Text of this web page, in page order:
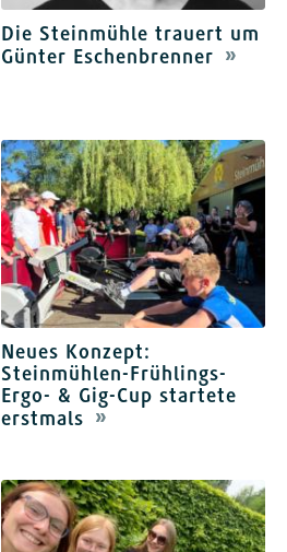
Die Steinmühle trauert um
Günter Eschenbrenner
Neues Konzept:
Steinmühlen-Frühlings-
Ergo- & Gig-Cup startete
erstmals